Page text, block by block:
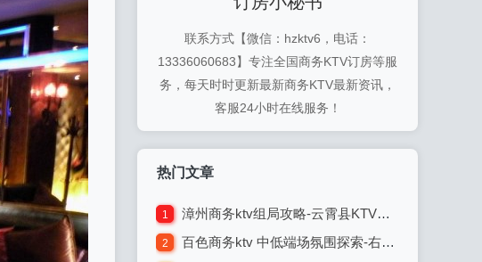
联系方式【微信：hzktv6，电话：
13336060683】专注全国商务KTV订房等服
务，每天时时更新最新商务KTV最新资讯，
客服24小时在线服务！
热门文章
1 漳州商务ktv组局攻略-云霄县KTV订房
2 百色商务ktv 中低端场氛围探索-右江区KTV订房